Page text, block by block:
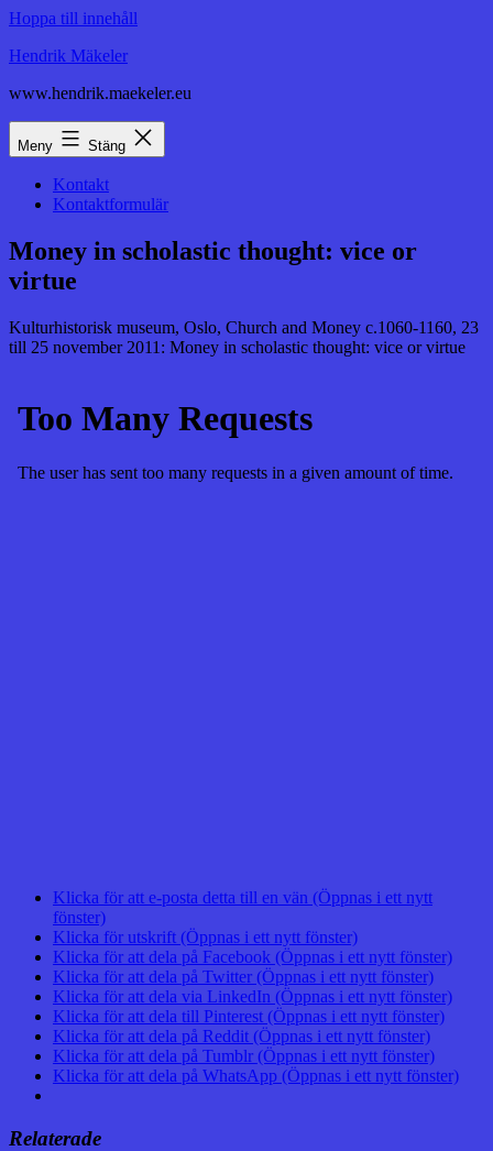
Hoppa till innehåll
Hendrik Mäkeler
www.hendrik.maekeler.eu
Meny Stäng
Kontakt
Kontaktformulär
Money in scholastic thought: vice or
virtue
Kulturhistorisk museum, Oslo, Church and Money c.1060-1160, 23
till 25 november 2011: Money in scholastic thought: vice or virtue
Klicka för att e-posta detta till en vän (Öppnas i ett nytt
fönster)
Klicka för utskrift (Öppnas i ett nytt fönster)
Klicka för att dela på Facebook (Öppnas i ett nytt fönster)
Klicka för att dela på Twitter (Öppnas i ett nytt fönster)
Klicka för att dela via LinkedIn (Öppnas i ett nytt fönster)
Klicka för att dela till Pinterest (Öppnas i ett nytt fönster)
Klicka för att dela på Reddit (Öppnas i ett nytt fönster)
Klicka för att dela på Tumblr (Öppnas i ett nytt fönster)
Klicka för att dela på WhatsApp (Öppnas i ett nytt fönster)
Relaterade